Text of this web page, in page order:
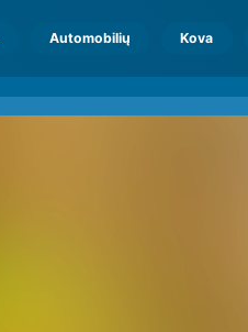
Automobilių Kova